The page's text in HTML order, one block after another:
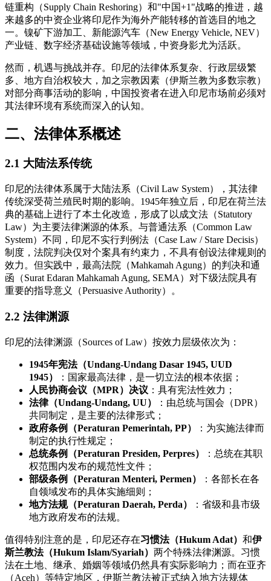
链重构（Supply Chain Reshoring）和"中国+1"战略的推进，越
来越多的中资企业将印尼作为海外产能转移的首选目的地之
一。镍矿下游加工、新能源汽车（New Energy Vehicle, NEV）
产业链、数字经济基础设施等领域，中资身影尤为活跃。
然而，机遇与挑战并存。印尼的法律体系复杂、行政层级繁
多、地方自治权较大，加之宗教因素（伊斯兰教为多数宗教）
对部分商事活动的影响，中国投资者在进入印尼市场前必须对
其法律环境有系统而深入的认知。
二、法律体系概述
2.1 大陆法系传统
印尼的法律体系属于大陆法系（Civil Law System），其法律
传统深受荷兰殖民时期的影响。1945年独立后，印尼在荷兰法
典的基础上进行了本土化改造，形成了以成文法（Statutory
Law）为主要法律渊源的体系。与普通法系（Common Law
System）不同，印尼不实行判例法（Case Law / Stare Decisis）
制度，法院判决仅对个案具有约束力，不具有创设法律规则的
效力。但实践中，最高法院（Mahkamah Agung）的判决和通
函（Surat Edaran Mahkamah Agung, SEMA）对下级法院具有
重要的指导意义（Persuasive Authority）。
2.2 法律渊源
印尼的法律渊源（Sources of Law）按效力层级依次为：
1945年宪法（Undang-Undang Dasar 1945, UUD
1945）
：国家最高法律，是一切立法的根本依据；
人民协商会议（MPR）决议 ：具有宪法性效力；
法律（Undang-Undang, UU）
：由总统与国会（DPR）
共同制定，是主要的法律形式；
政府条例（Peraturan Pemerintah, PP）
：为实施法律而
制定的执行性规定；
总统条例（Peraturan Presiden, Perpres）
：总统在其职
权范围内发布的规范性文件；
部级条例（Peraturan Menteri, Permen）
：各部长在各
自领域发布的具体实施细则；
地方法规（Peraturan Daerah, Perda）
：省级和县市级
地方政府发布的法规。
值得特别注意的是，印尼还存在习惯法（Hukum Adat） 和伊
斯兰教法（Hukum Islam/Syariah） 两个特殊法律渊源。习惯
法在土地、继承、婚姻等领域仍然具有实际影响力；而在亚齐
（Aceh）等特定地区，伊斯兰教法被正式纳入地方法规体